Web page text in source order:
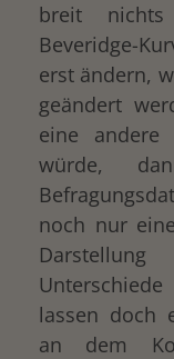
breit
Beveridge-
erst ändern,
geändert
eine andere
würde,
noch nur
lassen doch
an dem